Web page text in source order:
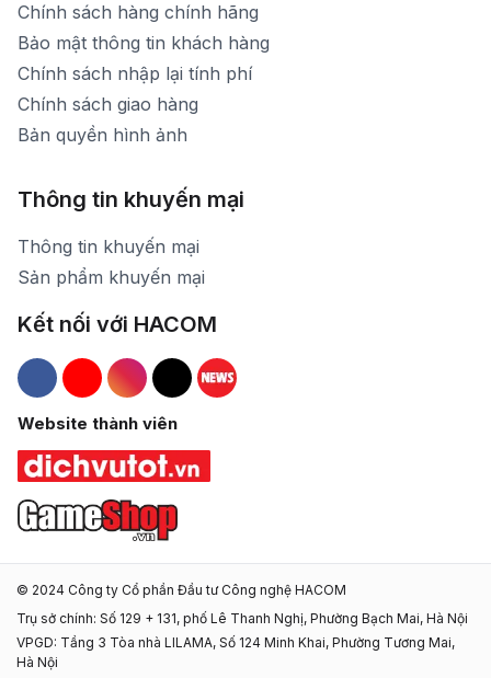
Chính sách hàng chính hãng
Bảo mật thông tin khách hàng
Chính sách nhập lại tính phí
Chính sách giao hàng
Bản quyền hình ảnh
Thông tin khuyến mại
Thông tin khuyến mại
Sản phẩm khuyến mại
Kết nối với HACOM
Hacom Facebook
Hacom YouTube
Hacom Instagram
Hacom TikTok
Website thành viên
© 2024 Công ty Cổ phần Đầu tư Công nghệ HACOM
Trụ sở chính: Số 129 + 131, phố Lê Thanh Nghị, Phường Bạch Mai, Hà Nội
VPGD: Tầng 3 Tòa nhà LILAMA, Số 124 Minh Khai, Phường Tương Mai,
Hà Nội